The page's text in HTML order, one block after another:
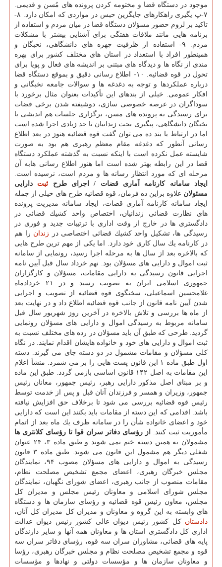
موجود در دستگاه قضا و مختومه كردن پرونده های مُسن و قدیمی.
۷️-پ یگیری راهكارهای جایگزین حبس در مواردی كه امكان دارد. ۸-
تاكید بر لزوم حضور مسؤلان دستگاه قضا در میان مردم و استفاده از
برنامه هایی مانند ملاقات هفتگی برای آشنایی بیشتر با مشكلات
مردم. ۹- استفاده از ظرفیت چهره های دانشگاهی، نخبگان و
همینطور افراد با استعداد در استان های مختلف كشور برای بهره
مندی از نگاه ها و دیدگاه های مبتنی بر اندیشه های فعال و پویا برای
تحول در قوه قضائیه. ۱۰- اطلاع رسانی دقیق و بموقع دستگاه قضا
درباره عملكردها و توجه به دغدغه ها و سوالات جامعه نخبگانی و
افكار عمومی. خیلی از بندهای این تأكیدات بعنوان مثال برخورد با
سوداگران در عرصه خصوصی سازی، دوشیفته شدن برخی قضات
برای رسیدگی به پرونده های مسن، برگزاری جلسات هم اندیشی با
نخبگان دانشگاهی، پیگیری بحث زندانیان تا حد زیادی اجرا شده است
اما در ارتباط با بند ده می توان گفت قوه قضائیه هنوز در بعد اطلاع
رسانی آنطور كه دغدغه مقام معظم رهبری هم بود به صورت
شایسته عمل نكرده است با اینكه نسبت به گذشته عملكرد دستگاه
قضا در این رابطه بهتر شده است اما هنوز اطلاع رسانی هابه آن
مرحله ای كه مورد انتظار رسانه ها و مردم است، نرسیده است.
ایجاد سامانه كارنامه آماری قضات / ‏اجرای‬ طرح ثبت دارایی
مسئولان علاوه براین ده فرمان، قوه قضائیه طرح های خیلی از جمله
ایجاد سامانه كارنامه آماری قضات، ایجاد سامانه مدیریت پرونده
های نظارت قضائی زندانیان، اختصاص واحد كشیك قضائی در
دادگستری ها در خارج از وقت اداری با ترتیبات جدید و فوری در
رسیدگی ها، تشكیل واحد كشیك قضائی اختصاصی در زندان را هم
در كارنامه یك سال كاری خود دارد. اما یكی از مهم ترین طرح هایی
كه بالاخره بعد از سال ها به مرحله اجرا رسید، رونمایی از سامانه
ثبت اموال و دارایی های مسؤلان بود. نهم خرداد سال قبل آیین نامه
اجرایی قانون رسیدگی به دارایی مقامات، مسؤلان و كارگزاران
جمهوری اسلامی ایران به تصویب رسید و در ۲۱ خردادماه
غلامحسین اسماعیلی، سخنگوی قوه قضائیه از تصویب و اجرایی
شدن آیین نامه قانون از جانب قوه قضائیه اطلاع داد و در نهایت بعد
از ماه ها بررسی و تلاش بالاخره در آخرین روز شهریور سال قبل
سامانه مربوط به رسیدگی اموال و دارایی های مسؤلان رونمایی
گردید. طرحی كه طبق آن باید مسؤلان در رده های مختلف نسبت به
ثبت اموال و دارایی های خود و خانواده هایشان اقدام نمایند. در نگاه
كلی مسؤلان و مقامات مشمول در دو دسته جای می گیرند. دسته
اول طبق ماده ۱ این قانون پست هایی را بر می شمرد. منشأ اعلام
این مقامات به اصل ۱۴۲ قانون اساسی بازمی گردد. طبق این ماده
و بر مبنای اصل مذكور دارایی رهبر، رئیس جمهور، معانان رئیس
جمهور، وزیران و همسر و فرزندان آنان قبل و پس از خدمت توسط
رئیس قوه قضائیه بررسی می شود تا برخلاف حق افزایش نیافته
باشد. اقدامی كه این دسته از مقامات باید بكنند این است كه دارایی
خود و اعضای خانواده شأن را در سامانه ظرف یك ماه بعد از اتمام
مأموریت ثبت كنند.
از رؤسای دفاتر سران قوا تا رؤسای كلانتری ها
مشمولان به همین دسته ختم نمی شوند و طبق ماده ۳، ۲۴ عنوان
شغلی دیگر هم مشمول این قانون می شوند. طبق ماده ۳ قانون
رسیدگی به اموال و دارایی های مسؤلان مصوب ۹۴، نمایندگان
مجلس خبرگان رهبری، اعضای مجمع تشخیص مصلحت نظام،
مقامات منصوب از جانب رهبری، اعضای شورای نگهبان، نمایندگان
مجلس شورای اسلامی و معاونان رئیس مجلس و مدیران كل
مجلس، معاون رئیس قوه قضائیه و رؤسای سازمان ها و دستگاه
های وابسته به این گروه و معاونان و مدیران كل مدیران كل آنان،
دادستان كل كشور رئیس دیوان عالی كشور رئیس دیوان عدالت
اداری كل دادگستری استان ها و معاونان همه آنها و سایر دارندگان
پایه های قضائی، مشاوران سران سه قوه، رؤسای دفاتر سران سه
قوه و مجمع تشخیص مصلحت نظام و مجلس خبرگان رهبری، رؤسا
و معاونان سازمان ها و مؤسسات دولتی و نهادها و مؤسسات